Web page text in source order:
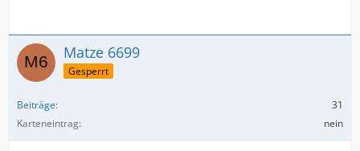
Matze 6699
Gesperrt
Beiträge
31
Karteneintrag
nein